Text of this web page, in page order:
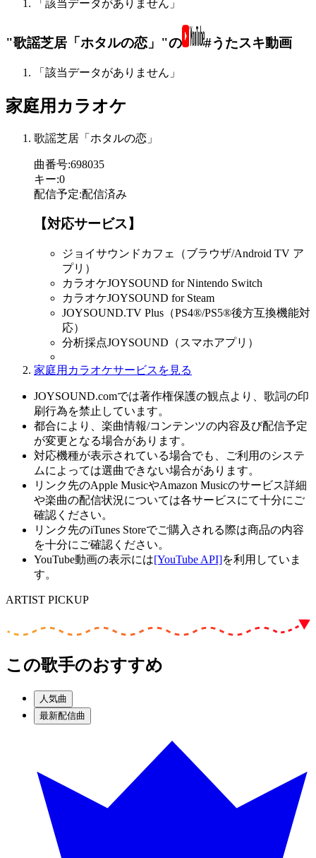
「該当データがありません」
"歌謡芝居「ホタルの恋」"の #うたスキ動画
「該当データがありません」
家庭用カラオケ
歌謡芝居「ホタルの恋」
曲番号:698035
キー:0
配信予定:配信済み
【対応サービス】
ジョイサウンドカフェ（ブラウザ/Android TV ア
プリ）
カラオケJOYSOUND for Nintendo Switch
カラオケJOYSOUND for Steam
JOYSOUND.TV Plus（PS4®/PS5®後方互換機能対
応）
分析採点JOYSOUND（スマホアプリ）
家庭用カラオケサービスを見る
JOYSOUND.comでは著作権保護の観点より、歌詞の印
刷行為を禁止しています。
都合により、楽曲情報/コンテンツの内容及び配信予定
が変更となる場合があります。
対応機種が表示されている場合でも、ご利用のシステ
ムによっては選曲できない場合があります。
リンク先のApple MusicやAmazon Musicのサービス詳細
や楽曲の配信状況については各サービスにて十分にご
確認ください。
リンク先のiTunes Storeでご購入される際は商品の内容
を十分にご確認ください。
YouTube動画の表示には[YouTube API]を利用していま
す。
ARTIST PICKUP
この歌手のおすすめ
人気曲
最新配信曲